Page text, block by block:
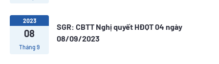
2023
08
Tháng 9
SGR: CBTT Nghị quyết HĐQT 04 ngày
08/09/2023